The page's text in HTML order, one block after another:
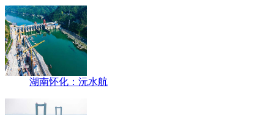
湖南怀化：沅水航